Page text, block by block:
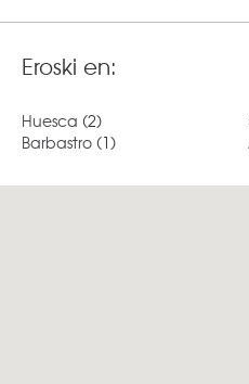
Eroski en:
Huesca (2)
Barbastro (1)